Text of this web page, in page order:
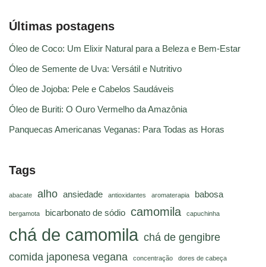
Últimas postagens
Óleo de Coco: Um Elixir Natural para a Beleza e Bem-Estar
Óleo de Semente de Uva: Versátil e Nutritivo
Óleo de Jojoba: Pele e Cabelos Saudáveis
Óleo de Buriti: O Ouro Vermelho da Amazônia
Panquecas Americanas Veganas: Para Todas as Horas
Tags
abacate alho ansiedade antioxidantes aromaterapia babosa
bergamota bicarbonato de sódio camomila capuchinha
chá de camomila chá de gengibre
comida japonesa vegana
concentração dores de cabeça